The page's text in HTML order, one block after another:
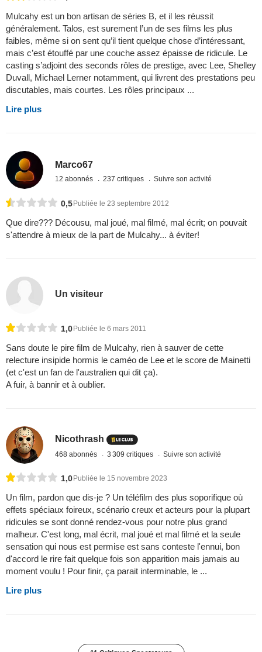
Mulcahy est un bon artisan de séries B, et il les réussit
généralement. Talos, est surement l’un de ses films les plus
faibles, même si on sent qu’il tient quelque chose d’intéressant,
mais c’est étouffé par une couche assez épaisse de ridicule. Le
casting s’adjoint des seconds rôles de prestige, avec Lee, Shelley
Duvall, Michael Lerner notamment, qui livrent des prestations peu
discutables, mais courtes. Les rôles principaux ...
Lire plus
Marco67
12 abonnés 237 critiques Suivre son activité
0,5Publiée le 23 septembre 2012
Que dire??? Décousu, mal joué, mal filmé, mal écrit; on pouvait
s'attendre à mieux de la part de Mulcahy... à éviter!
Un visiteur
1,0Publiée le 6 mars 2011
Sans doute le pire film de Mulcahy, rien à sauver de cette
relecture insipide hormis le caméo de Lee et le score de Mainetti
(et c'est un fan de l'australien qui dit ça).
A fuir, à bannir et à oublier.
Nicothrash
468 abonnés 3 309 critiques Suivre son activité
1,0 Publiée le 15 novembre 2023
Un film, pardon que dis-je ? Un téléfilm des plus soporifique où
effets spéciaux foireux, scénario creux et acteurs pour la plupart
ridicules se sont donné rendez-vous pour notre plus grand
malheur. C'est long, mal écrit, mal joué et mal filmé et la seule
sensation qui nous est permise est sans conteste l'ennui, bon
d'accord le rire fait quelque fois son apparition mais jamais au
moment voulu ! Pour finir, ça parait interminable, le ...
Lire plus